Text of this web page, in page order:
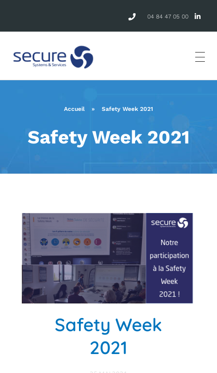
04 84 47 05 00
Accueil » Safety Week 2021
Safety Week 2021
Safety Week
2021